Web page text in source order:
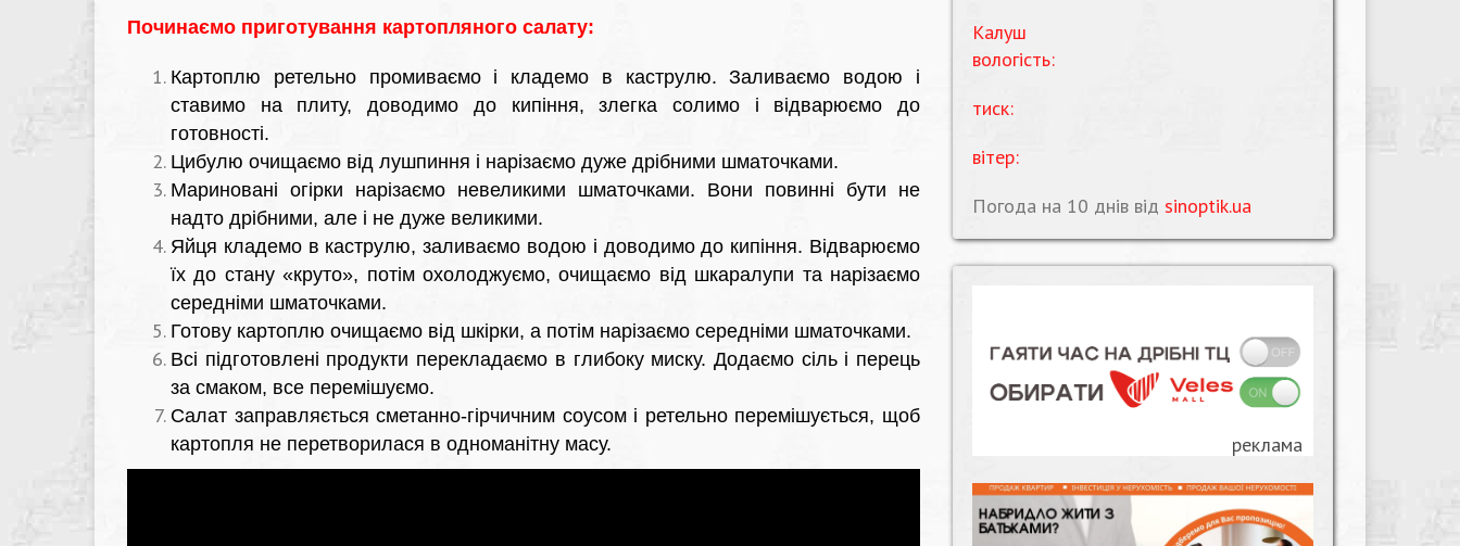
Починаємо приготування картопляного салату:
Картоплю ретельно промиваємо і кладемо в каструлю. Заливаємо водою і
ставимо на плиту, доводимо до кипіння, злегка солимо і відварюємо до
готовності.
Цибулю очищаємо від лушпиння і нарізаємо дуже дрібними шматочками.
Мариновані огірки нарізаємо невеликими шматочками. Вони повинні бути не
надто дрібними, але і не дуже великими.
Яйця кладемо в каструлю, заливаємо водою і доводимо до кипіння. Відварюємо
їх до стану «круто», потім охолоджуємо, очищаємо від шкаралупи та нарізаємо
середніми шматочками.
Готову картоплю очищаємо від шкірки, а потім нарізаємо середніми шматочками.
Всі підготовлені продукти перекладаємо в глибоку миску. Додаємо сіль і перець
за смаком, все перемішуємо.
Салат заправляється сметанно-гірчичним соусом і ретельно перемішується, щоб
картопля не перетворилася в одноманітну масу.
Калуш
вологість:
тиск:
вітер:
Погода на 10 днів від sinoptik.ua